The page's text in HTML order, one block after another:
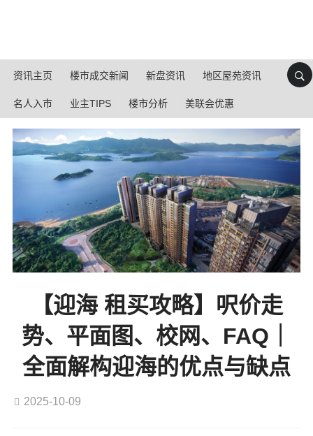
资讯主页 楼市成交新闻 新盘资讯 地区屋苑资讯
名人入市 业主TIPS 楼市分析 美联会优惠
【迎海 租买攻略】呎价走
势、平面图、校网、FAQ｜
全面解构迎海的优点与缺点
2025-10-09